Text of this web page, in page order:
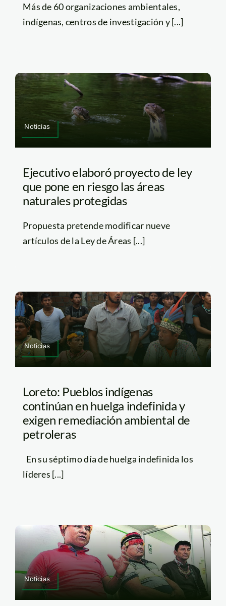
Más de 60 organizaciones ambientales,
indígenas, centros de investigación y [...]
Noticias
Ejecutivo elaboró proyecto de ley
que pone en riesgo las áreas
naturales protegidas
Propuesta pretende modificar nueve
artículos de la Ley de Áreas [...]
Noticias
Loreto: Pueblos indígenas
continúan en huelga indefinida y
exigen remediación ambiental de
petroleras
En su séptimo día de huelga indefinida los
líderes [...]
Noticias